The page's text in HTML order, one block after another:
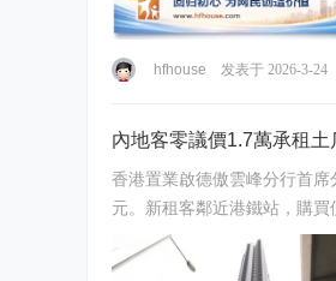
hfhouse 发表于 2026-3-24
內地客零議價1.7萬承租土
香港置業啟德傲雲峰分行首